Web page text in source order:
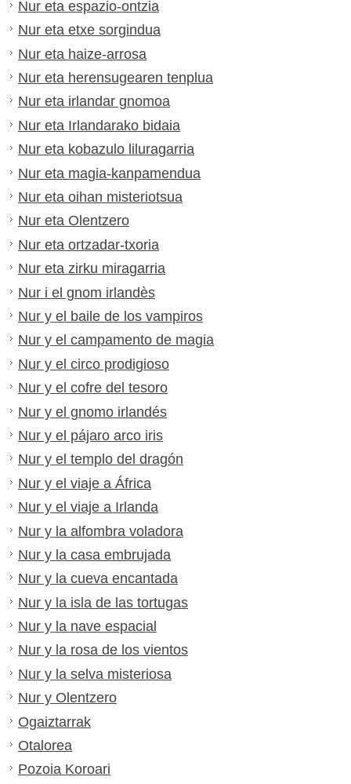
Nur eta espazio-ontzia
Nur eta etxe sorgindua
Nur eta haize-arrosa
Nur eta herensugearen tenplua
Nur eta irlandar gnomoa
Nur eta Irlandarako bidaia
Nur eta kobazulo liluragarria
Nur eta magia-kanpamendua
Nur eta oihan misteriotsua
Nur eta Olentzero
Nur eta ortzadar-txoria
Nur eta zirku miragarria
Nur i el gnom irlandès
Nur y el baile de los vampiros
Nur y el campamento de magia
Nur y el circo prodigioso
Nur y el cofre del tesoro
Nur y el gnomo irlandés
Nur y el pájaro arco iris
Nur y el templo del dragón
Nur y el viaje a África
Nur y el viaje a Irlanda
Nur y la alfombra voladora
Nur y la casa embrujada
Nur y la cueva encantada
Nur y la isla de las tortugas
Nur y la nave espacial
Nur y la rosa de los vientos
Nur y la selva misteriosa
Nur y Olentzero
Ogaiztarrak
Otalorea
Pozoia Koroari